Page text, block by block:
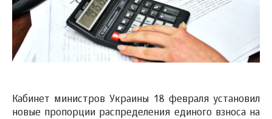
Кабинет министров Украины 18 февраля установил
новые пропорции распределения единого взноса на